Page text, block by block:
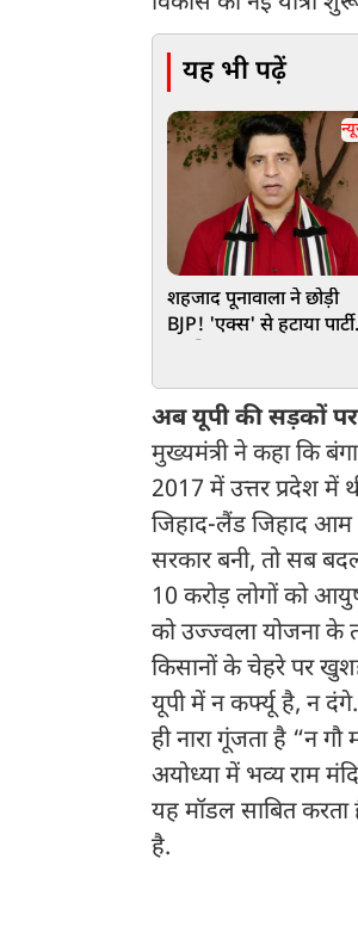
यह भी पढ़ें
शहजाद पूनावाला ने छोड़ी
BJP! 'एक्स' से हटाया पार्टी
अब यूपी की सड़कों पर
मुख्यमंत्री ने कहा कि
2017 में उत्तर प्रदेश में
जिहाद-लैंड जिहाद आम
सरकार बनी, तो सब
10 करोड़ लोगों को
को उज्ज्वला योजना के
किसानों के चेहरे पर
यूपी में न कर्फ्यू है, न
ही नारा गूंजता है “न
अयोध्या में भव्य राम
यह मॉडल साबित
है.